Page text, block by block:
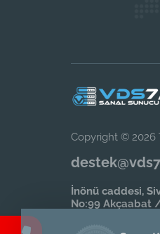
Copyright © 2026
İnönü caddesi,
No:99 Akçaabat